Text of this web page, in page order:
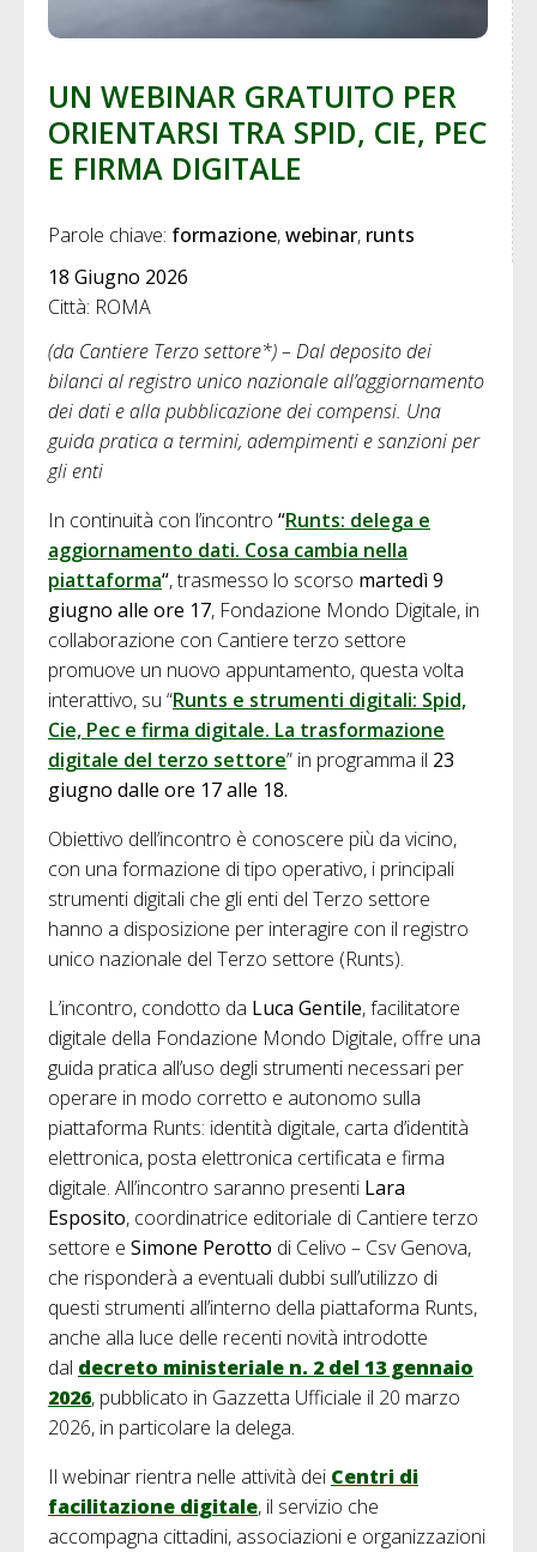
UN WEBINAR GRATUITO PER
ORIENTARSI TRA SPID, CIE, PEC
E FIRMA DIGITALE
Parole chiave: formazione webinar runts
18 Giugno 2026
Città: ROMA
(da Cantiere Terzo settore*) – Dal deposito dei
bilanci al registro unico nazionale all’aggiornamento
dei dati e alla pubblicazione dei compensi. Una
guida pratica a termini, adempimenti e sanzioni per
gli enti
In continuità con l’incontro “Runts: delega e
aggiornamento dati. Cosa cambia nella
piattaforma“, trasmesso lo scorso martedì 9
giugno alle ore 17, Fondazione Mondo Digitale, in
collaborazione con Cantiere terzo settore
promuove un nuovo appuntamento, questa volta
interattivo, su “Runts e strumenti digitali: Spid,
Cie, Pec e firma digitale. La trasformazione
digitale del terzo settore” in programma il 23
giugno dalle ore 17 alle 18.
Obiettivo dell’incontro è conoscere più da vicino,
con una formazione di tipo operativo, i principali
strumenti digitali che gli enti del Terzo settore
hanno a disposizione per interagire con il registro
unico nazionale del Terzo settore (Runts).
L’incontro, condotto da Luca Gentile, facilitatore
digitale della Fondazione Mondo Digitale, offre una
guida pratica all’uso degli strumenti necessari per
operare in modo corretto e autonomo sulla
piattaforma Runts: identità digitale, carta d’identità
elettronica, posta elettronica certificata e firma
digitale. All’incontro saranno presenti Lara
Esposito, coordinatrice editoriale di Cantiere terzo
settore e Simone Perotto di Celivo – Csv Genova,
che risponderà a eventuali dubbi sull’utilizzo di
questi strumenti all’interno della piattaforma Runts,
anche alla luce delle recenti novità introdotte
dal decreto ministeriale n. 2 del 13 gennaio
2026, pubblicato in Gazzetta Ufficiale il 20 marzo
2026, in particolare la delega.
Il webinar rientra nelle attività dei Centri di
facilitazione digitale, il servizio che
accompagna cittadini, associazioni e organizzazioni